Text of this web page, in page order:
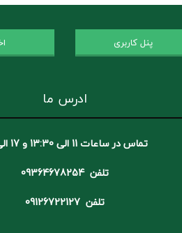
پنل کاربری
ادرس ما
تماس در ساعات 11 الی 13:30 و 17 الی 20
تلفن 09364678254
تلفن 09126722127